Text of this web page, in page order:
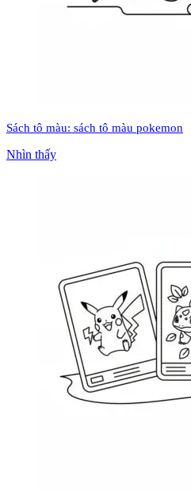
Sách tô màu: sách tô màu pokemon
Nhìn thấy